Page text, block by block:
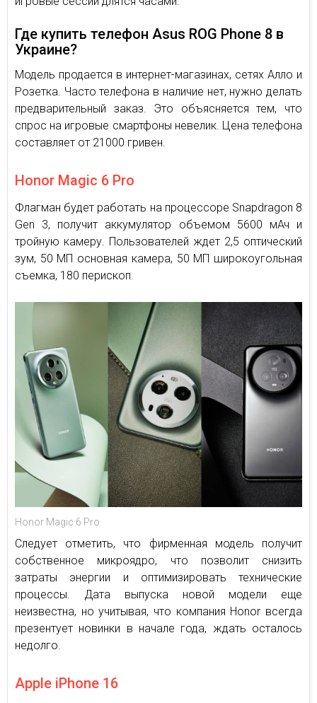
Где купить телефон Asus ROG Phone 8 в
Украине?
Модель продается в интернет-магазинах, сетях Алло и
Розетка. Часто телефона в наличие нет, нужно делать
предварительный заказ. Это объясняется тем, что
спрос на игровые смартфоны невелик. Цена телефона
составляет от 21000 гривен.
Honor Magic 6 Pro
Флагман будет работать на процессоре Snapdragon 8
Gen 3, получит аккумулятор объемом 5600 мАч и
тройную камеру. Пользователей ждет 2,5 оптический
зум, 50 МП основная камера, 50 МП широкоугольная
съемка, 180 перископ.
Honor Magic 6 Pro
Следует отметить, что фирменная модель получит
собственное микроядро, что позволит снизить
затраты энергии и оптимизировать технические
процессы. Дата выпуска новой модели еще
неизвестна, но учитывая, что компания Honor всегда
презентует новинки в начале года, ждать осталось
недолго.
Apple iPhone 16